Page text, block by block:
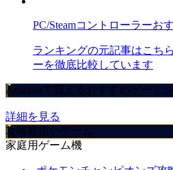
PC/Steamコントローラーお
ランキングの元記事はこち
ーを徹底比較しています
Amazonで買えるおすすめゲーミ
詳細を見る
攻略取扱いゲーム
家庭用ゲーム機